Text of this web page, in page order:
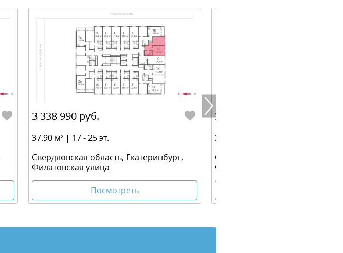
3 338 990 руб.
37.90 м² | 17 - 25 эт.
Свердловская область, Екатеринбург,
Филатовская улица
Посмотреть
3 350 360 руб.
37.90 м² | 18 - 25 эт.
Свердловская область,
Филатовская улица